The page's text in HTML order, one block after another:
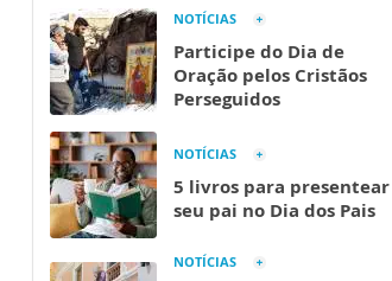
NOTÍCIAS
Participe do Dia de
Oração pelos Cristãos
Perseguidos
NOTÍCIAS
5 livros para presentear
seu pai no Dia dos Pais
NOTÍCIAS